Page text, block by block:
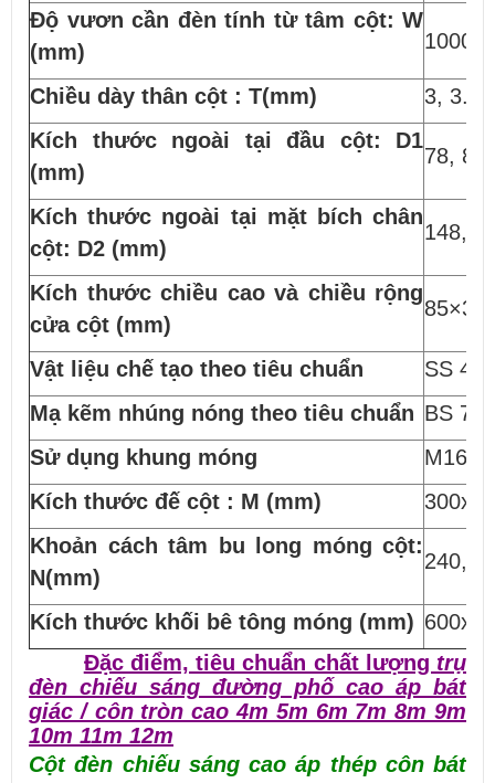
Độ vươn cần đèn tính từ tâm cột: W
(mm)
1000,
Chiều dày thân cột : T(mm)
3, 3.5,
Kích thước ngoài tại đầu cột: D1
(mm)
78, 84
Kích thước ngoài tại mặt bích chân
cột: D2 (mm)
148,
Kích thước chiều cao và chiều rộng
cửa cột (mm)
Vật liệu chế tạo theo tiêu chuẩn
SS
Mạ kẽm nhúng nóng theo tiêu chuẩn BS
Sử dụng khung móng
Kích thước đế cột : M (mm)
Khoản cách tâm bu long móng cột:
N(mm)
240,
Kích thước khối bê tông móng (mm)
Đặc điểm, tiêu chuẩn chất lượng trụ
đèn chiếu sáng đường phố cao áp bát
giác / côn tròn cao 4m 5m 6m 7m 8m 9m
10m 11m 12m
Cột đèn chiếu sáng cao áp thép côn bát